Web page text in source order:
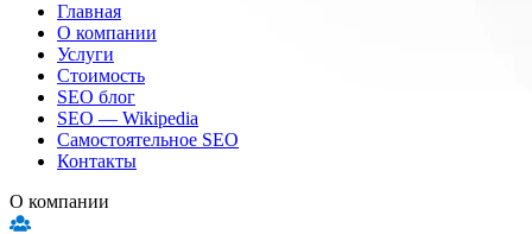
Главная
О компании
Услуги
Стоимость
SEO блог
SEO — Wikipedia
Самостоятельное SEO
Контакты
О компании